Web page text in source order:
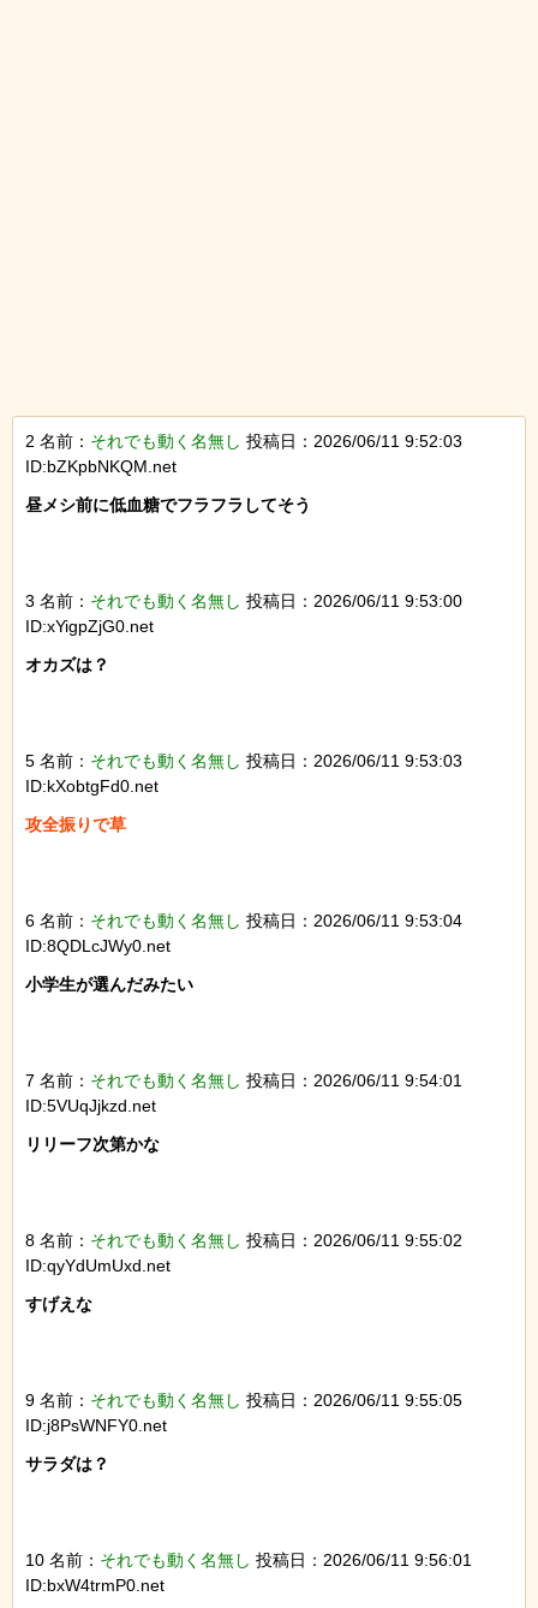
2 名前： それでも動く名無し 投稿日：2026/06/11 9:52:03
ID:bZKpbNKQM.net
昼メシ前に低血糖でフラフラしてそう
3 名前： それでも動く名無し 投稿日：2026/06/11 9:53:00
ID:xYigpZjG0.net
オカズは？
5 名前： それでも動く名無し 投稿日：2026/06/11 9:53:03
ID:kXobtgFd0.net
攻全振りで草
6 名前： それでも動く名無し 投稿日：2026/06/11 9:53:04
ID:8QDLcJWy0.net
小学生が選んだみたい
7 名前： それでも動く名無し 投稿日：2026/06/11 9:54:01
ID:5VUqJjkzd.net
リリーフ次第かな
8 名前： それでも動く名無し 投稿日：2026/06/11 9:55:02
ID:qyYdUmUxd.net
すげえな
9 名前： それでも動く名無し 投稿日：2026/06/11 9:55:05
ID:j8PsWNFY0.net
サラダは？
10 名前： それでも動く名無し 投稿日：2026/06/11 9:56:01
ID:bxW4trmP0.net